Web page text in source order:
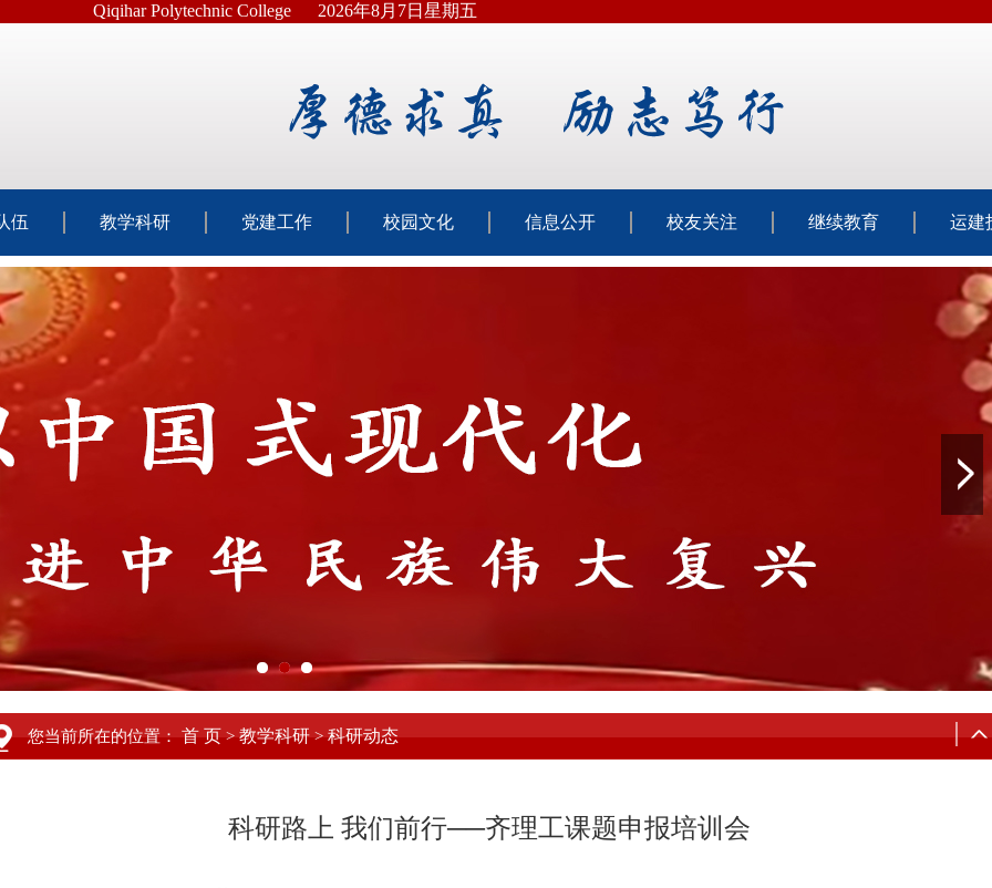
Qiqihar Polytechnic College 2026年8月7日星期五
伍 教学科研 党建工作 校园文化 信息公开 校友关注 继续教育 运建
您当前所在的位置：首 页>教学科研>科研动态
科研路上 我们前行──齐理工课题申报培训会